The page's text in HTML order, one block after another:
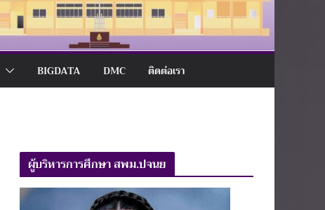
BIGDATA DMC ติดต่อเรา
ผู้บริหารการศึกษา สพม.ปจนย